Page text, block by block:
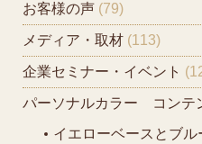
お客様の声 (79)
メディア・取材 (113)
企業セミナー・イベント
パーソナルカラー コンテ
イエローベースとブル